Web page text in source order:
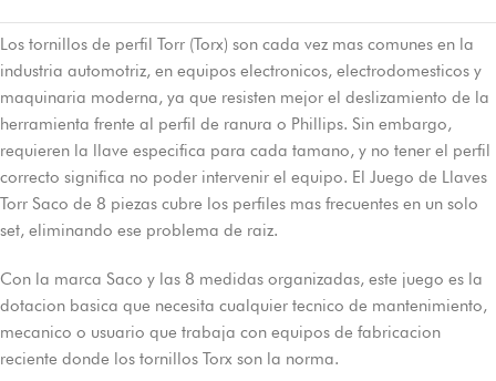
Los tornillos de perfil Torr (Torx) son cada vez mas comunes en la
industria automotriz, en equipos electronicos, electrodomesticos y
maquinaria moderna, ya que resisten mejor el deslizamiento de la
herramienta frente al perfil de ranura o Phillips. Sin embargo,
requieren la llave especifica para cada tamano, y no tener el perfil
correcto significa no poder intervenir el equipo. El Juego de Llaves
Torr Saco de 8 piezas cubre los perfiles mas frecuentes en un solo
set, eliminando ese problema de raiz.
Con la marca Saco y las 8 medidas organizadas, este juego es la
dotacion basica que necesita cualquier tecnico de mantenimiento,
mecanico o usuario que trabaja con equipos de fabricacion
reciente donde los tornillos Torx son la norma.